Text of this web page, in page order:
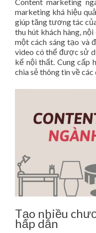
marketing khá hiệu
giúp tăng tương tác
thu hút khách hàng,
một cách sáng tạo và
video có thể được sử
kế nội thất. Cung cấp
chia sẻ thông tin về
Tạo nhiều
hấp dẫn